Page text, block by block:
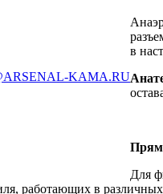
KAMA.RU
в
Для
работающих в